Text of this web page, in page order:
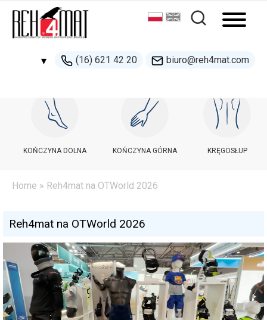
▾ (16) 621 42 20 biuro@reh4mat.com
500 132 274
handel@reh4mat.com
KOŃCZYNA DOLNA KOŃCZYNA GÓRNA KRĘGOSŁUP
Home » Reh4mat na OTWorld 2026
Reh4mat na OTWorld 2026